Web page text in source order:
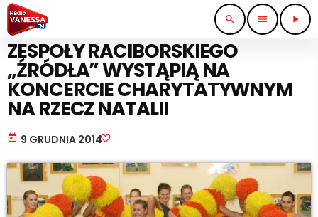
search menu play_arrow
WIADOMOŚCI
ZESPOŁY RACIBORSKIEGO
„ŹRÓDŁA” WYSTĄPIĄ NA
KONCERCIE CHARYTATYWNYM
NA RZECZ NATALII
today 9 GRUDNIA 2014